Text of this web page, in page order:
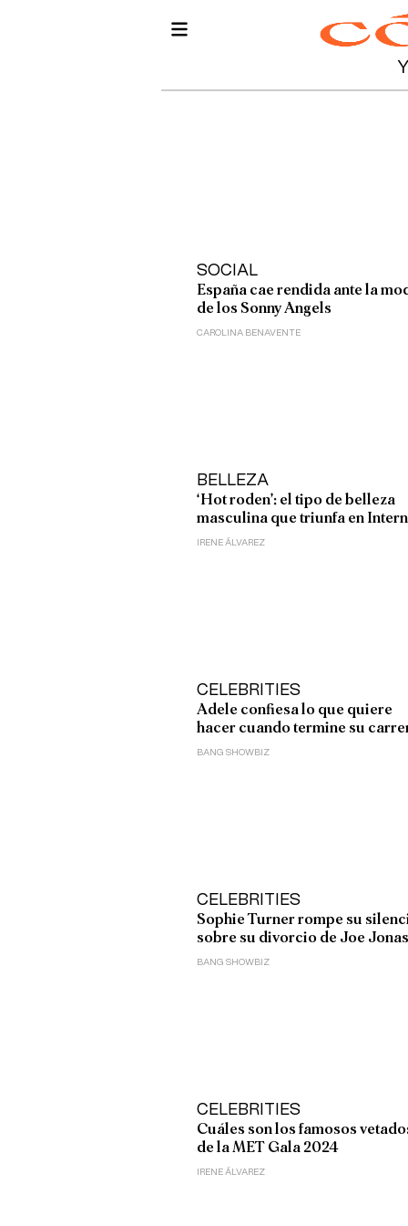
SOCIAL
España cae rendida ante la
de los Sonny Angels
CAROLINA BENAVENTE
BELLEZA
‘Hot roden’: el tipo de belleza
masculina que triunfa en
IRENE ÁLVAREZ
CELEBRITIES
Adele confiesa lo que quiere
hacer cuando termine su
BANG SHOWBIZ
CELEBRITIES
Sophie Turner rompe su
sobre su divorcio de Joe Jonas
BANG SHOWBIZ
CELEBRITIES
Cuáles son los famosos
de la MET Gala 2024
IRENE ÁLVAREZ